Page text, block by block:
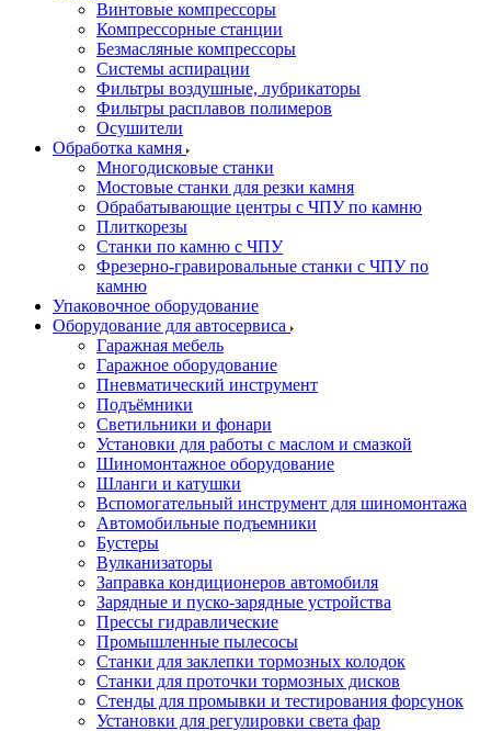
Винтовые компрессоры
Компрессорные станции
Безмасляные компрессоры
Системы аспирации
Фильтры воздушные, лубрикаторы
Фильтры расплавов полимеров
Осушители
Обработка камня
Многодисковые станки
Мостовые станки для резки камня
Обрабатывающие центры с ЧПУ по камню
Плиткорезы
Станки по камню с ЧПУ
Фрезерно-гравировальные станки с ЧПУ по
камню
Упаковочное оборудование
Оборудование для автосервиса
Гаражная мебель
Гаражное оборудование
Пневматический инструмент
Подъёмники
Светильники и фонари
Установки для работы с маслом и смазкой
Шиномонтажное оборудование
Шланги и катушки
Вспомогательный инструмент для шиномонтажа
Автомобильные подъемники
Бустеры
Вулканизаторы
Заправка кондиционеров автомобиля
Зарядные и пуско-зарядные устройства
Прессы гидравлические
Промышленные пылесосы
Станки для заклепки тормозных колодок
Станки для проточки тормозных дисков
Стенды для промывки и тестирования форсунок
Установки для регулировки света фар